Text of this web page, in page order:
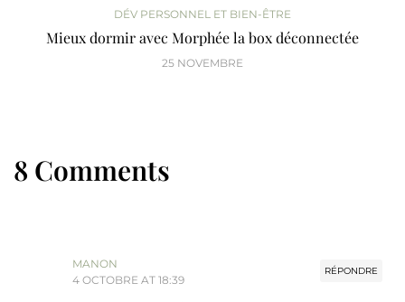
DÉV PERSONNEL ET BIEN-ÊTRE
Mieux dormir avec Morphée la box déconnectée
25 NOVEMBRE
8 Comments
RÉPONDRE
MANON
4 OCTOBRE AT 18:39